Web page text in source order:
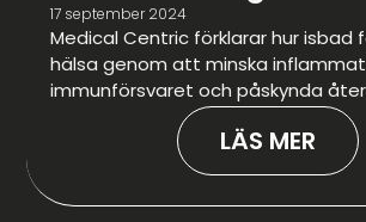
17 september 2024
Medical Centric förklarar hur isbad
hälsa genom att minska
immunförsvaret och påskynda
LÄS MER